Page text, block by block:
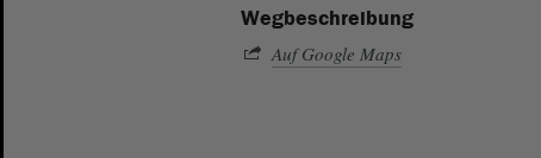
Wegbeschreibung
Auf Google Maps